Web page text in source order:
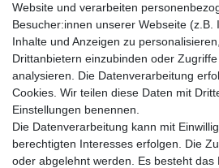
Newsletter-Anmeldung
FAQ / Fragen
Mein Warenkorb
Mein Merkzettel
Mein Konto
UNSER LADENGESCHÄFT
Gottlieb-Daimler-Str. 10
33334 Gütersloh
Website und verarbeiten
Besucher:innen unserer Webseite (z.B.
Inhalte und Anzeigen zu
Drittanbietern einzubinden oder
analysieren. Die Datenverarbeitung
Cookies. Wir teilen diese Daten mit
Einstellungen benennen.
Die Datenverarbeitung kann mit
berechtigten Interesses erfolgen. Die
oder abgelehnt werden. Es besteht das